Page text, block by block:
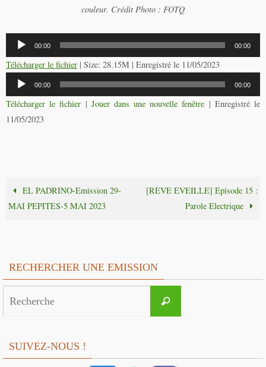
couleur. Crédit Photo : FOTQ
Lecteur
audio
00:00 00:00
Télécharger le fichier | Size: 28.15M | Enregistré le 11/05/2023
Lecteur
audio
00:00 00:00
Télécharger le fichier | Jouer dans une nouvelle fenêtre | Enregistré le
11/05/2023
EL PADRINO-Emission 29-
MAI PEPITES-5 MAI 2023
[REVE EVEILLE] Episode 15 :
Parole Electrique
RECHERCHER UNE EMISSION
Recherche
SUIVEZ-NOUS !